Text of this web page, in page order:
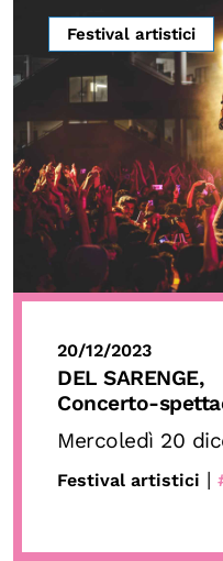
Festival artistici
20/12/2023
DEL SARENGE,
Concerto-
Mercoledì 20
Festival artistici |